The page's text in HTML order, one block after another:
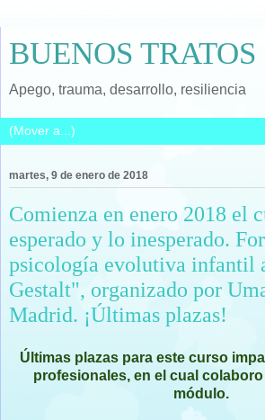
BUENOS TRATOS
Apego, trauma, desarrollo, resiliencia
martes, 9 de enero de 2018
Comienza en enero 2018 el
esperado y lo inesperado.
psicología evolutiva infantil
Gestalt", organizado por
Madrid. ¡Últimas plazas!
Últimas plazas para este curso
profesionales, en el cual
módulo.